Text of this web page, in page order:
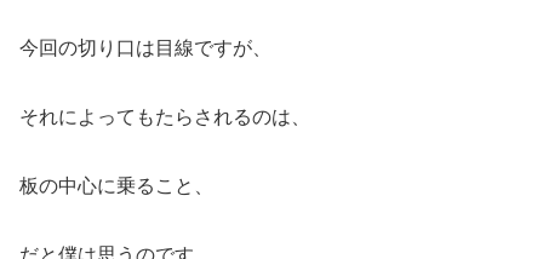
今回の切り口は目線ですが、
それによってもたらされるのは、
板の中心に乗ること、
だと僕は思うのです。